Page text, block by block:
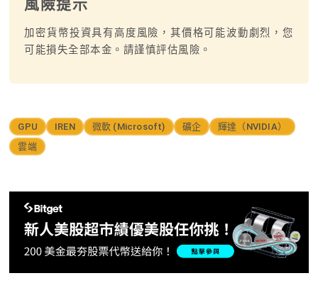
風險提示
加密貨幣投資具有高度風險，其價格可能波動劇烈，您
可能損失全部本金。請謹慎評估風險。
GPU IREN 微軟 (Microsoft) 礦企
輝達（NVIDIA）
雲端